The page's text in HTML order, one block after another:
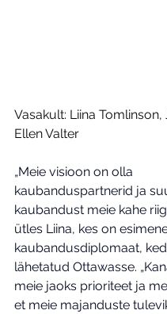
Vasakult: Liina Tomlinson,
Ellen Valter
„Meie visioon on olla
kaubanduspartnerid ja
kaubandust meie kahe
ütles Liina, kes on
kaubandusdiplomaat,
lähetatud Ottawasse.
meie jaoks prioriteet ja
et meie majanduste